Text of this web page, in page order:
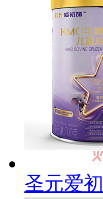
圣元爱